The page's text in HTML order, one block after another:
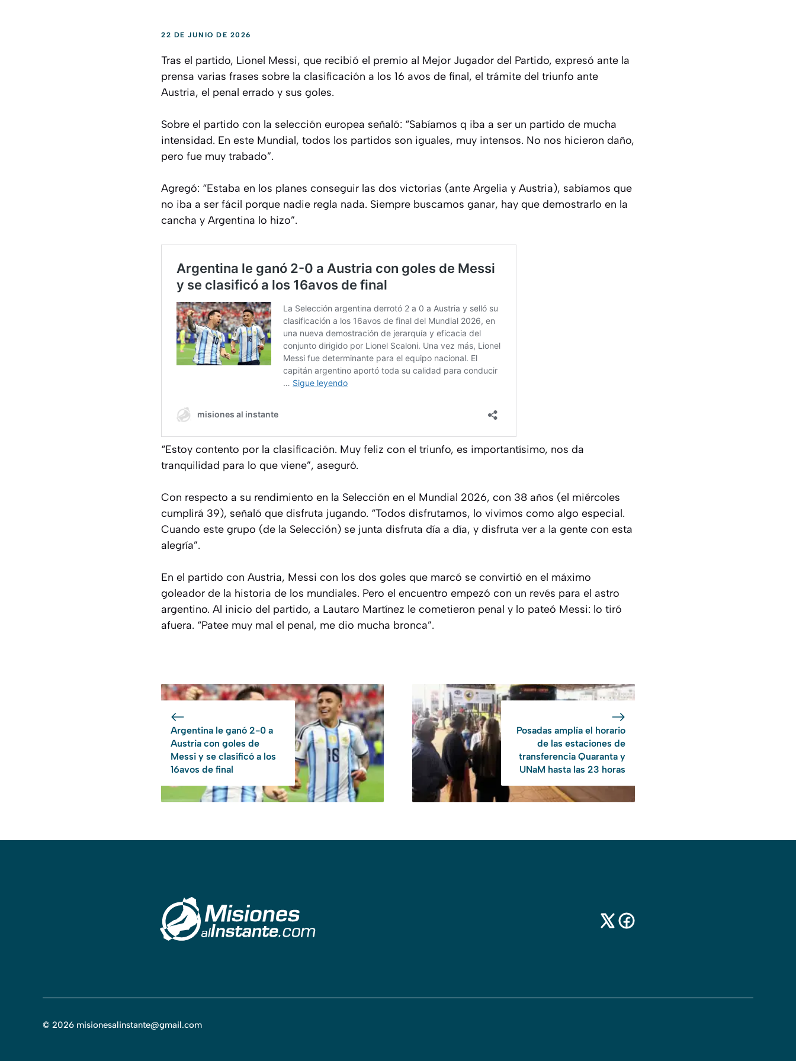
22 DE JUNIO DE 2026
Tras el partido, Lionel Messi, que recibió el premio al Mejor Jugador del Partido, expresó ante la
prensa varias frases sobre la clasificación a los 16 avos de final, el trámite del triunfo ante
Austria, el penal errado y sus goles.
Sobre el partido con la selección europea señaló: “Sabíamos q iba a ser un partido de mucha
intensidad. En este Mundial, todos los partidos son iguales, muy intensos. No nos hicieron daño,
pero fue muy trabado”.
Agregó: “Estaba en los planes conseguir las dos victorias (ante Argelia y Austria), sabíamos que
no iba a ser fácil porque nadie regla nada. Siempre buscamos ganar, hay que demostrarlo en la
cancha y Argentina lo hizo”.
“Estoy contento por la clasificación. Muy feliz con el triunfo, es importantísimo, nos da
tranquilidad para lo que viene”, aseguró.
Con respecto a su rendimiento en la Selección en el Mundial 2026, con 38 años (el miércoles
cumplirá 39), señaló que disfruta jugando. “Todos disfrutamos, lo vivimos como algo especial.
Cuando este grupo (de la Selección) se junta disfruta día a día, y disfruta ver a la gente con esta
alegría”.
En el partido con Austria, Messi con los dos goles que marcó se convirtió en el máximo
goleador de la historia de los mundiales. Pero el encuentro empezó con un revés para el astro
argentino. Al inicio del partido, a Lautaro Martínez le cometieron penal y lo pateó Messi: lo tiró
afuera. “Patee muy mal el penal, me dio mucha bronca”.
Argentina le ganó 2-0 a
Austria con goles de
Messi y se clasificó a los
16avos de final
Posadas amplía el horario
de las estaciones de
transferencia Quaranta y
UNaM hasta las 23 horas
© 2026 misionesalinstante@gmail.com